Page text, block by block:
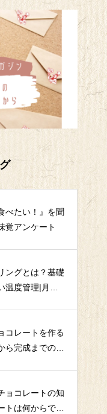
べたい！』を聞
覚アンケート
ングとは？基礎
温度管理|月島
コレートを作る
ら完成までの全
ョコレートの知
トは何からでき